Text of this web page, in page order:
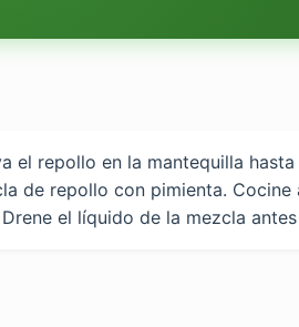
el repollo en la mantequilla
de repollo con pimienta.
el líquido de la mezcla